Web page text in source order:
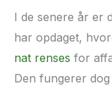
I de senere år er
har opdaget,
nat renses for
Den fungerer